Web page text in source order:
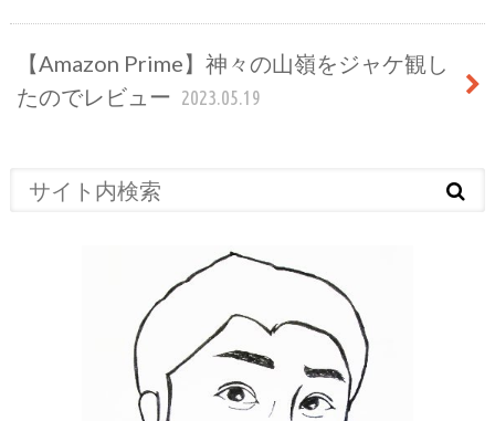
【Amazon Prime】神々の山嶺をジャケ観し
たのでレビュー 2023.05.19